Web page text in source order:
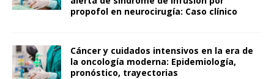
propofol en neurocirugía: Caso clínico
Cáncer y cuidados intensivos en la era de
la oncología moderna: Epidemiología,
pronóstico, trayectorias